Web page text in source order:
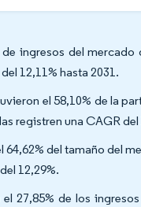
ingresos del mercado
12,11% hasta 2031.
el 58,10% de la
registren una CAGR del
del tamaño del
12,29%.
27,85% de los